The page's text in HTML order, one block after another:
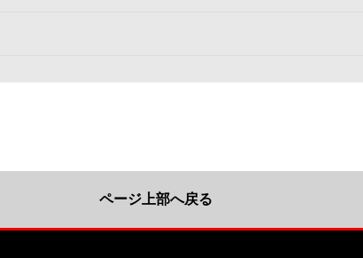
ページ上部へ戻る